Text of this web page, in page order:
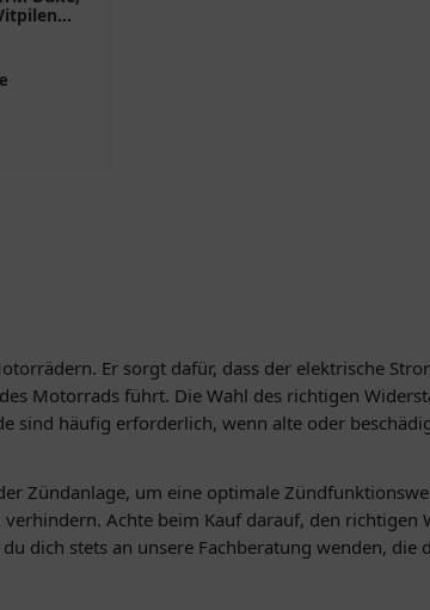
Er sorgt dafür, dass der elektrische
Motorrads führt. Die Wahl des richtigen
sind häufig erforderlich, wenn alte oder
Zündanlage, um eine optimale
Achte beim Kauf darauf, den richtigen
dich stets an unsere Fachberatung wenden, die